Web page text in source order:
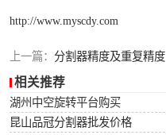
http://www.myscdy.com
上一篇： 分割器精度及重复精度
相关推荐
湖州中空旋转平台购买
昆山品冠分割器批发价格
法兰凸缘型DF系
列